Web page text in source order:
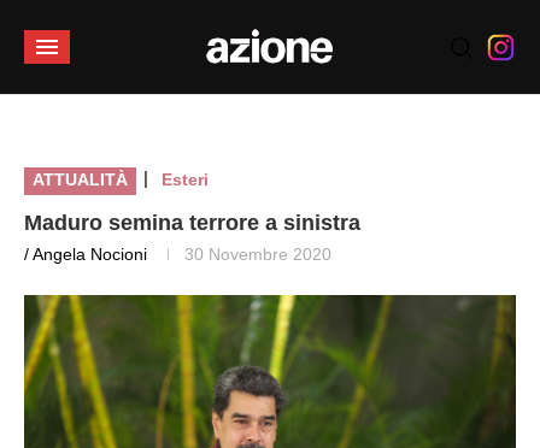
ATTUALITÀ | Esteri
Maduro semina terrore a sinistra
/ Angela Nocioni 30 Novembre 2020